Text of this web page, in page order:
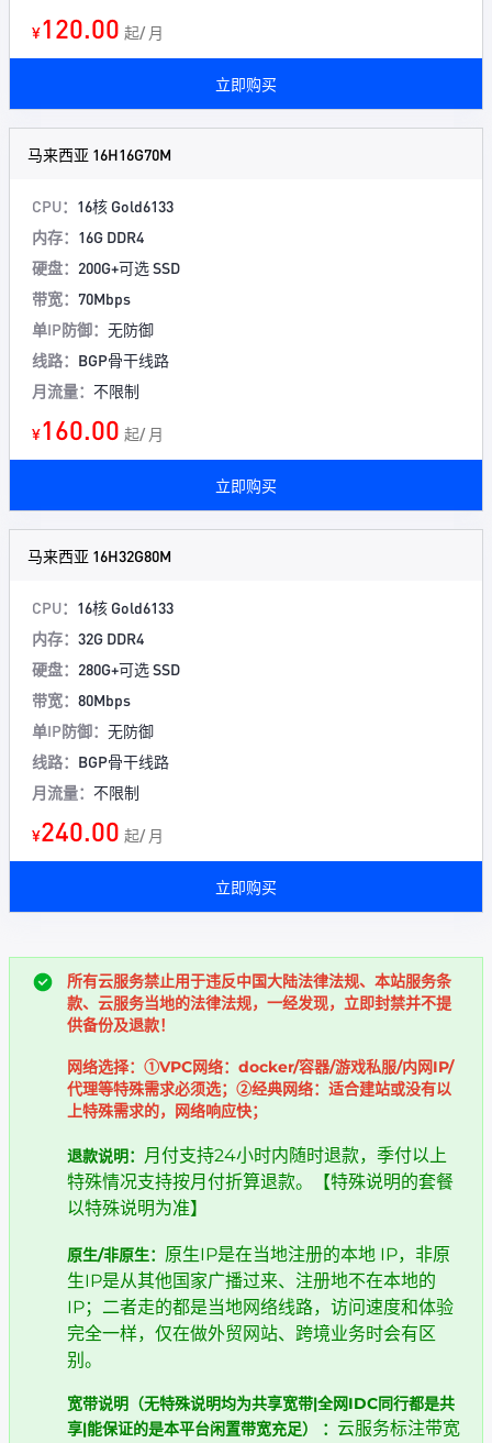
¥120.00 起/ 月
立即购买
马来西亚 16H16G70M
CPU： 16核 Gold6133
内存： 16G DDR4
硬盘： 200G+可选 SSD
带宽： 70Mbps
单IP防御： 无防御
线路： BGP骨干线路
月流量： 不限制
¥160.00 起/ 月
立即购买
马来西亚 16H32G80M
CPU： 16核 Gold6133
内存： 32G DDR4
硬盘： 280G+可选 SSD
带宽： 80Mbps
单IP防御： 无防御
线路： BGP骨干线路
月流量： 不限制
¥240.00 起/ 月
立即购买
所有云服务禁止用于违反中国大陆法律法规、本站服务条
款、云服务当地的法律法规，一经发现，立即封禁并不提
供备份及退款！
网络选择：①VPC网络：docker/容器/游戏私服/内网IP/
代理等特殊需求必须选；②经典网络：适合建站或没有以
上特殊需求的，网络响应快；
退款说明： 月付支持24小时内随时退款，季付以上
特殊情况支持按月付折算退款。【特殊说明的套餐
以特殊说明为准】
原生/非原生： 原生IP是在当地注册的本地 IP，非原
生IP是从其他国家广播过来、注册地不在本地的
IP；二者走的都是当地网络线路，访问速度和体验
完全一样，仅在做外贸网站、跨境业务时会有区
别。
宽带说明（无特殊说明均为共享宽带|全网IDC同行都是共
享|能保证的是本平台闲置带宽充足） ​： 云服务标注带宽